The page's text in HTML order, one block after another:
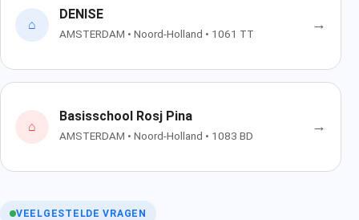
⌂
DENISE
AMSTERDAM • Noord-Holland • 1061 TT
→
⌂
Basisschool Rosj Pina
AMSTERDAM • Noord-Holland • 1083 BD
→
VEELGESTELDE VRAGEN